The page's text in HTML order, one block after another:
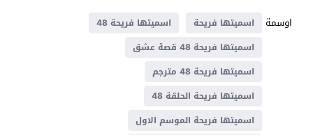
اوسمة
اسميتها فريحة
اسميتها فريحة 48
اسميتها فريحة 48 قصة عشق
اسميتها فريحة 48 مترجم
اسميتها فريحة الحلقة 48
اسميتها فريحة الموسم الاول